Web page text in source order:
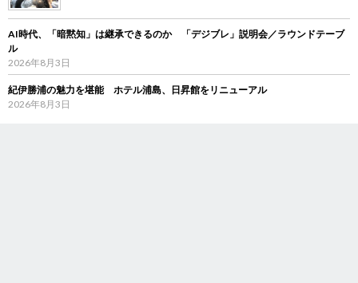
AI時代、「暗黙知」は継承できるのか 「デジブレ」説明会／ラウンドテーブ
ル
2026年8月3日
紀伊勝浦の魅力を堪能 ホテル浦島、日昇館をリニューアル
2026年8月3日